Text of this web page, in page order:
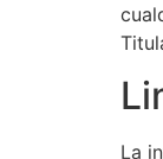
La